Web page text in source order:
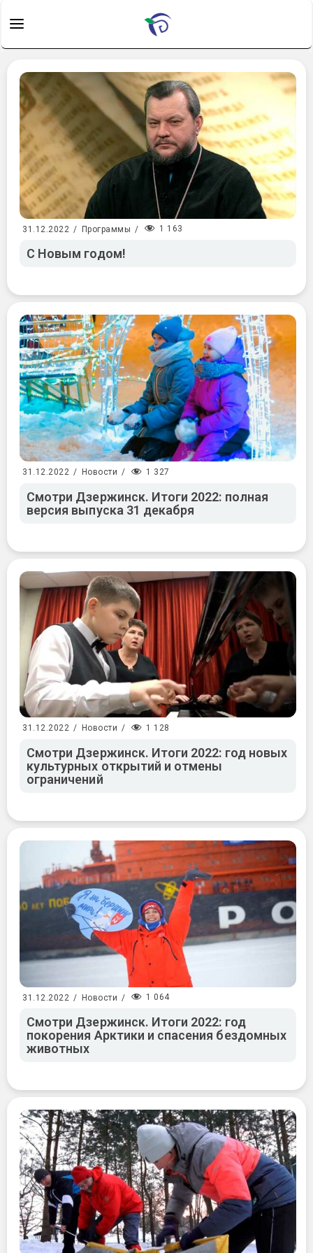
31.12.2022 / Программы / 1 163
С Новым годом!
31.12.2022 / Новости / 1 327
Смотри Дзержинск. Итоги 2022: полная
версия выпуска 31 декабря
31.12.2022 / Новости / 1 128
Смотри Дзержинск. Итоги 2022: год новых
культурных открытий и отмены
ограничений
31.12.2022 / Новости / 1 064
Смотри Дзержинск. Итоги 2022: год
покорения Арктики и спасения бездомных
животных